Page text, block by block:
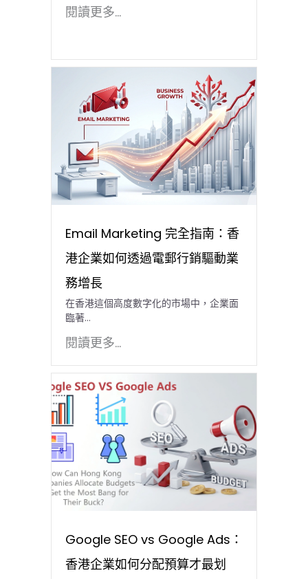
閱讀更多...
Email Marketing 完全指南：香
港企業如何透過電郵行銷驅動業
務增長
在香港這個高度數字化的市場中，企業面
臨著…
閱讀更多...
Google SEO vs Google Ads：
香港企業如何分配預算才最划